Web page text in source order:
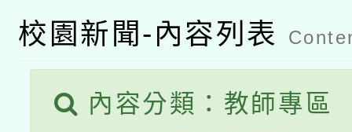
動」
開 智慧啟航」
校園新聞-內容列表
內容分類：教師專區